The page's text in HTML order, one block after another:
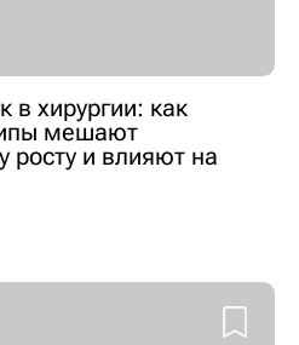
в хирургии: как
мешают
росту и влияют на